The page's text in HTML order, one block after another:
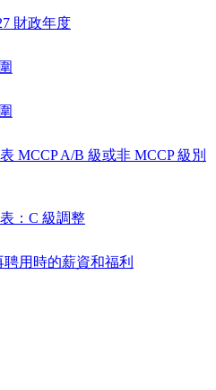
財政年度
MCCP A/B 級或非 MCCP 級別
：C 級調整
用時的薪資和福利